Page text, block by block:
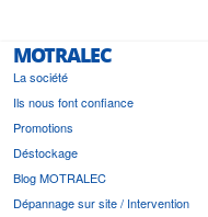
MOTRALEC
La société
Ils nous font confiance
Promotions
Déstockage
Blog MOTRALEC
Dépannage sur site / Intervention